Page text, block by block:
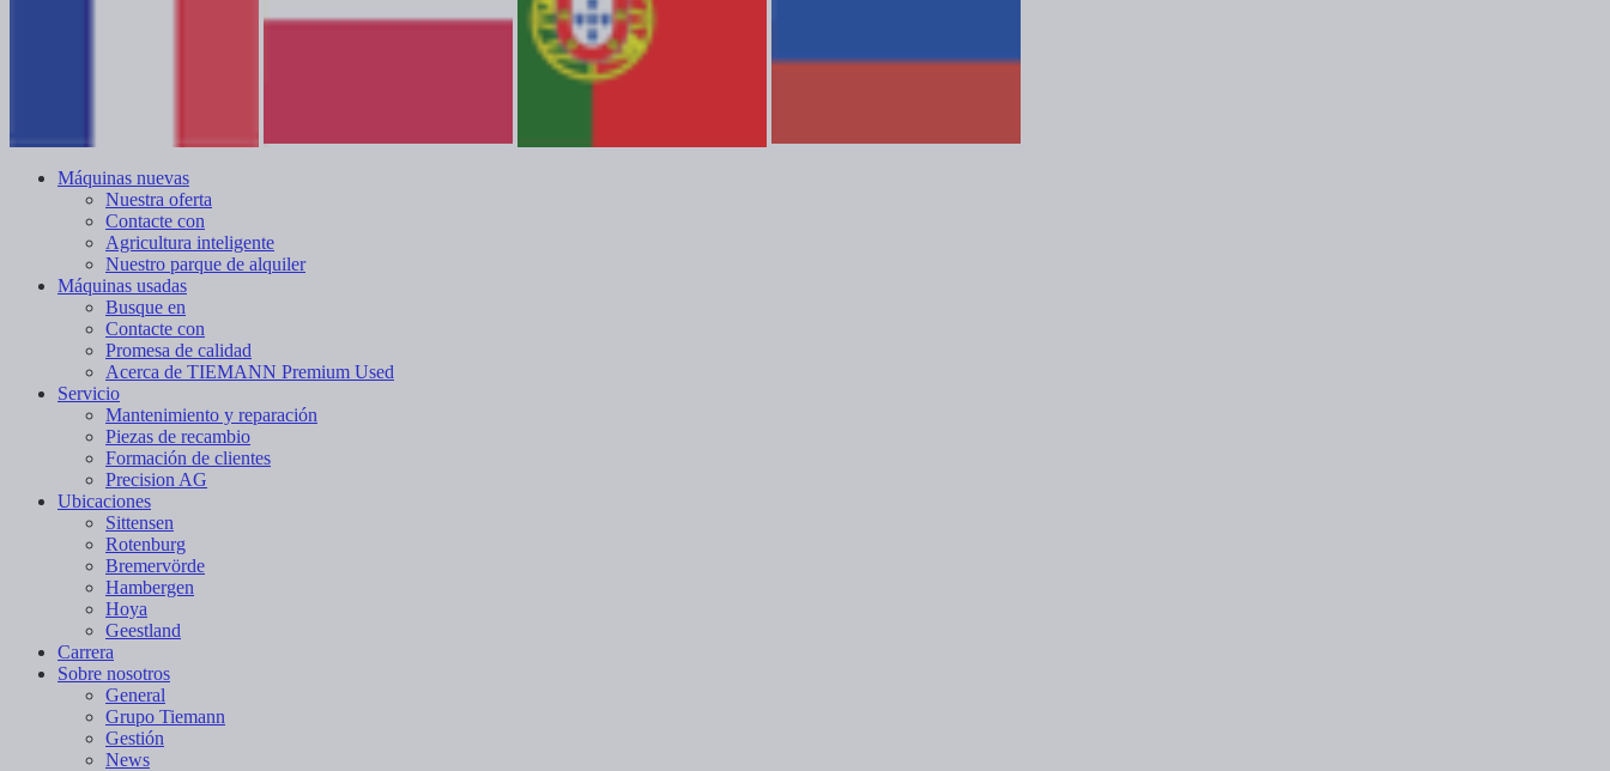
Máquinas nuevas
Nuestra oferta
Contacte con
Agricultura inteligente
Nuestro parque de alquiler
Máquinas usadas
Busque en
Contacte con
Promesa de calidad
Acerca de TIEMANN Premium Used
Servicio
Mantenimiento y reparación
Piezas de recambio
Formación de clientes
Precision AG
Ubicaciones
Sittensen
Rotenburg
Bremervörde
Hambergen
Hoya
Geestland
Carrera
Sobre nosotros
General
Grupo Tiemann
Gestión
News